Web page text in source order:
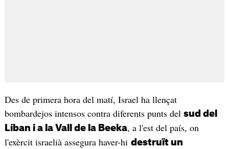
Des de primera hora del matí, Israel ha llençat
bombardejos intensos contra diferents punts del sud del
Líban i a la Vall de la Beeka, a l'est del país, on
l'exèrcit israelià assegura haver-hi destruït un